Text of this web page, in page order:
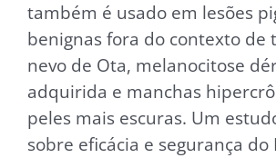
também é usado em lesões
benignas fora do contexto
nevo de Ota, melanocitose
adquirida e manchas
peles mais escuras. Um
sobre eficácia e segurança do